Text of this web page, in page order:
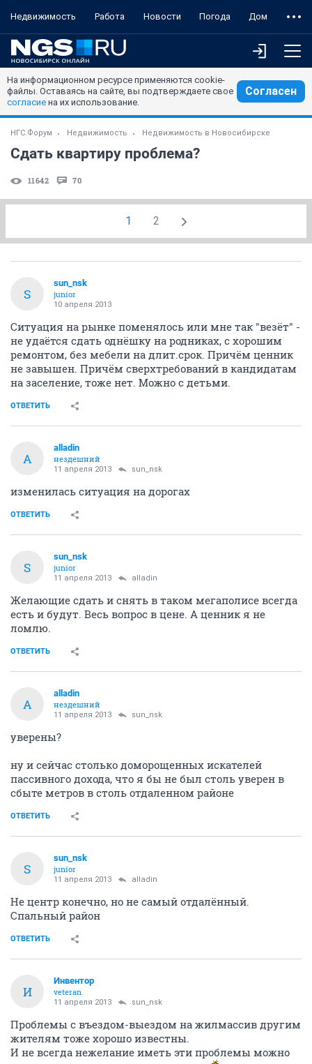
Недвижимость Работа Новости Погода Дом
На информационном ресурсе применяются cookie-
файлы. Оставаясь на сайте, вы подтверждаете свое
согласие на их использование.
Согласен
НГС.Форум Недвижимость Недвижимость в Новосибирске
Сдать квартиру проблема?
11642 70
1 2
S
sun_nsk
junior
10 апреля 2013
Ситуация на рынке поменялось или мне так "везёт" -
не удаётся сдать однёшку на родниках, с хорошим
ремонтом, без мебели на длит.срок. Причём ценник
не завышен. Причём сверхтребований в кандидатам
на заселение, тоже нет. Можно с детьми.
ОТВЕТИТЬ
A
alladin
нездешний
11 апреля 2013 sun_nsk
изменилась ситуация на дорогах
ОТВЕТИТЬ
S
sun_nsk
junior
11 апреля 2013 alladin
Желающие сдать и снять в таком мегаполисе всегда
есть и будут. Весь вопрос в цене. А ценник я не
ломлю.
ОТВЕТИТЬ
A
alladin
нездешний
11 апреля 2013 sun_nsk
уверены?
ну и сейчас столько доморощенных искателей
пассивного дохода, что я бы не был столь уверен в
сбыте метров в столь отдаленном районе
ОТВЕТИТЬ
S
sun_nsk
junior
11 апреля 2013 alladin
Не центр конечно, но не самый отдалённый.
Спальный район
ОТВЕТИТЬ
И
Инвентор
veteran
11 апреля 2013 sun_nsk
Проблемы с въездом-выездом на жилмассив другим
жителям тоже хорошо известны.
И не всегда нежелание иметь эти проблемы можно